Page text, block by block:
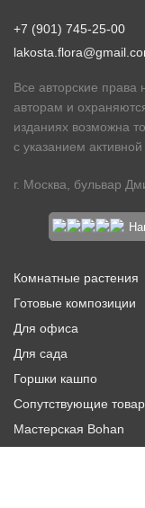
+7 (901) 745-25-00
Все авторские
авторам и
изданиях возможна
с указанием
г. Москва, бульвар
Комнатные растения
Готовые композиции
Для офиса
Для сада
Горшки кашпо
Сопутствующие
Мастерская Bohan